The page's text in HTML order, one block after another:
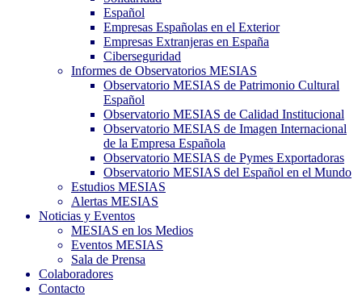
Español
Empresas Españolas en el Exterior
Empresas Extranjeras en España
Ciberseguridad
Informes de Observatorios MESIAS
Observatorio MESIAS de Patrimonio Cultural
Español
Observatorio MESIAS de Calidad Institucional
Observatorio MESIAS de Imagen Internacional
de la Empresa Española
Observatorio MESIAS de Pymes Exportadoras
Observatorio MESIAS del Español en el Mundo
Estudios MESIAS
Alertas MESIAS
Noticias y Eventos
MESIAS en los Medios
Eventos MESIAS
Sala de Prensa
Colaboradores
Contacto